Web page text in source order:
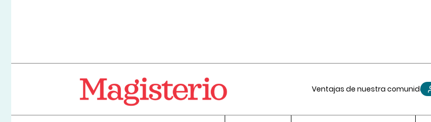
Ventajas de nuestra comunidad